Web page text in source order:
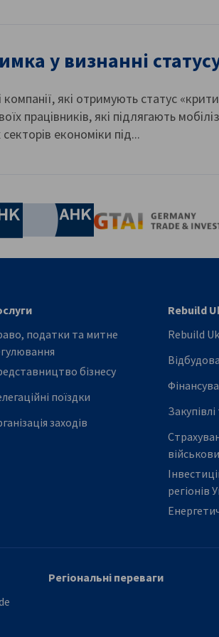
у визнанні
компанії, які отримують статус
працівників, які підлягають
економіки під...
of Commerce and Industry
Chamber of Commerce and Industry
AHK.de
податки та митне
бізнесу
поїздки
заходів
Rebuild
Rebuild
регіонів
Регіональні переваги